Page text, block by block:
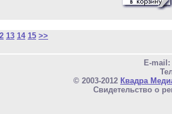
13 14 15 >>
E-mail:
© 2003-2012 Квадра
Свидетельство о